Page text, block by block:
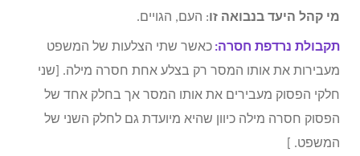
מי קהל היעד בנבואה זו : העם, הגויים.
תקבולת נרדפת חסרה: כאשר שתי הצלעות של המשפט
מעבירות את אותו המסר רק בצלע אחת חסרה מילה. [שני
חלקי הפסוק מעבירים את אותו המסר אך בחלק אחד של
הפסוק חסרה מילה כיוון שהיא מיועדת גם לחלק השני של
המשפט. ]